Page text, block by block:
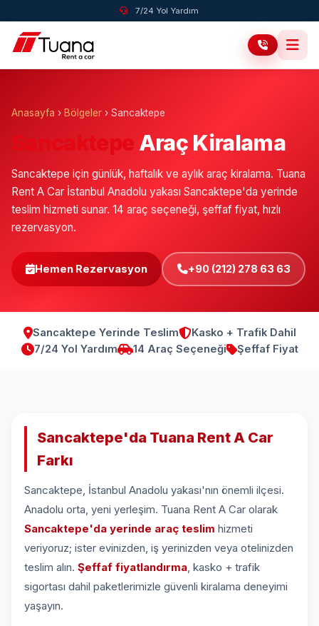
7/24 Yol Yardım
Anasayfa › Bölgeler › Sancaktepe
Sancaktepe Araç Kiralama
Sancaktepe için günlük, haftalık ve aylık araç kiralama. Tuana
Rent A Car İstanbul Anadolu yakası Sancaktepe'da yerinde
teslim hizmeti sunar. 14 araç seçeneği, şeffaf fiyat, hızlı
rezervasyon.
Hemen Rezervasyon +90 (212) 278 63 63
Sancaktepe Yerinde Teslim
Kasko + Trafik Dahil
7/24 Yol Yardım
14 Araç Seçeneği Şeffaf Fiyat
Sancaktepe'da Tuana Rent A Car
Farkı
Sancaktepe, İstanbul Anadolu yakası'nın önemli ilçesi.
Anadolu orta, yeni yerleşim. Tuana Rent A Car olarak
Sancaktepe'da yerinde araç teslim hizmeti
veriyoruz; ister evinizden, iş yerinizden veya otelinizden
teslim alın. Şeffaf fiyatlandırma, kasko + trafik
sigortası dahil paketlerimizle güvenli kiralama deneyimi
yaşayın.